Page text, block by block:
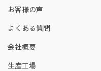
お客様の声
よくある質問
会社概要
生産工場